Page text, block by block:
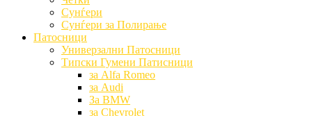
Сунѓери
Сунѓери за Полирање
Патосници
Универзални Патосници
Типски Гумени Патисници
за Alfa Romeo
за Audi
За BMW
за Chevrolet